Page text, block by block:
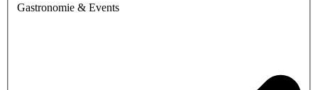
Gastronomie & Events